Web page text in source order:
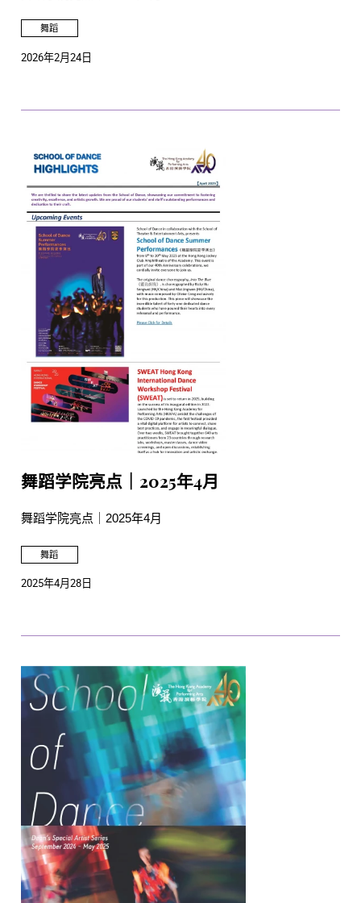
舞蹈
2026年2月24日
舞蹈学院亮点｜2025年4月
舞蹈学院亮点｜2025年4月
舞蹈
2025年4月28日